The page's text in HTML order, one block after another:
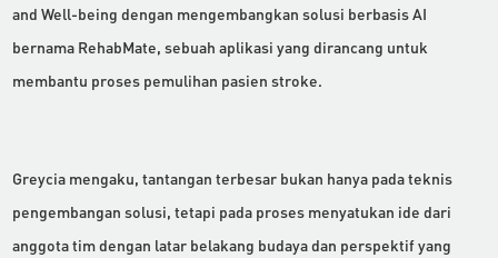
and Well-being dengan mengembangkan solusi berbasis AI
bernama RehabMate, sebuah aplikasi yang dirancang untuk
membantu proses pemulihan pasien stroke.
Greycia mengaku, tantangan terbesar bukan hanya pada teknis
pengembangan solusi, tetapi pada proses menyatukan ide dari
anggota tim dengan latar belakang budaya dan perspektif yang